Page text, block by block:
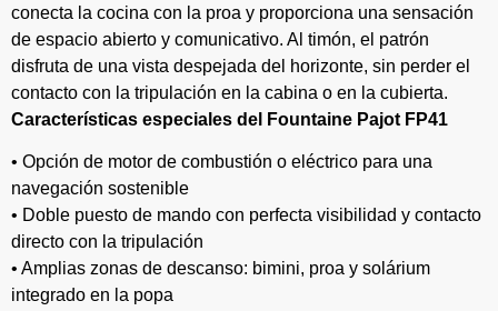
conecta la cocina con la proa y proporciona una sensación
de espacio abierto y comunicativo. Al timón, el patrón
disfruta de una vista despejada del horizonte, sin perder el
contacto con la tripulación en la cabina o en la cubierta.
Características especiales del Fountaine Pajot FP41
• Opción de motor de combustión o eléctrico para una
navegación sostenible
• Doble puesto de mando con perfecta visibilidad y contacto
directo con la tripulación
• Amplias zonas de descanso: bimini, proa y solárium
integrado en la popa